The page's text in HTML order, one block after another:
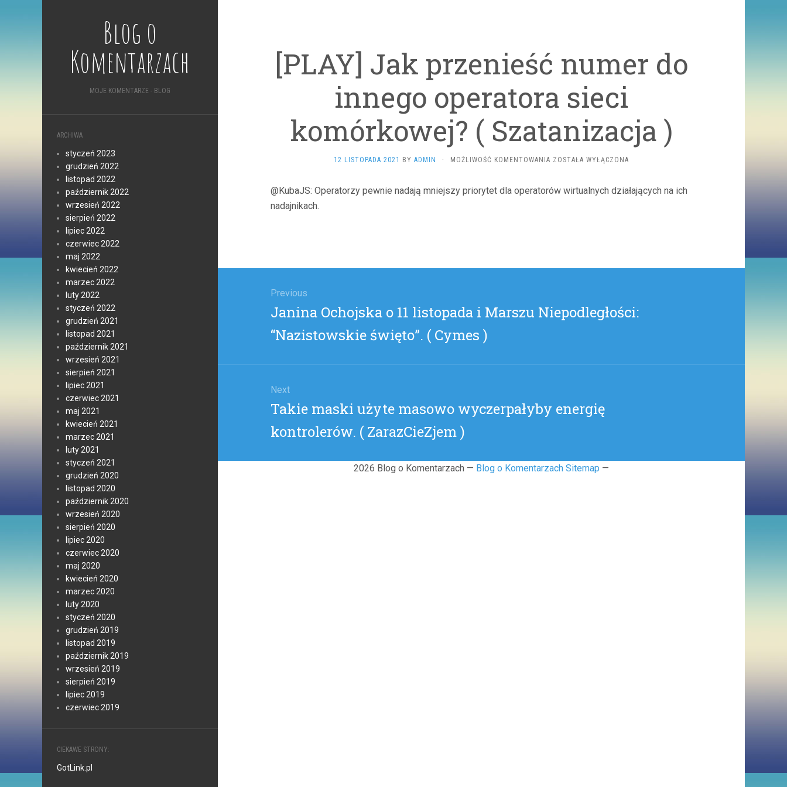
Blog o
Komentarzach
MOJE KOMENTARZE - BLOG
ARCHIWA
styczeń 2023
grudzień 2022
listopad 2022
październik 2022
wrzesień 2022
sierpień 2022
lipiec 2022
czerwiec 2022
maj 2022
kwiecień 2022
marzec 2022
luty 2022
styczeń 2022
grudzień 2021
listopad 2021
październik 2021
wrzesień 2021
sierpień 2021
lipiec 2021
czerwiec 2021
maj 2021
kwiecień 2021
marzec 2021
luty 2021
styczeń 2021
grudzień 2020
listopad 2020
październik 2020
wrzesień 2020
sierpień 2020
lipiec 2020
czerwiec 2020
maj 2020
kwiecień 2020
marzec 2020
luty 2020
styczeń 2020
grudzień 2019
listopad 2019
październik 2019
wrzesień 2019
sierpień 2019
lipiec 2019
czerwiec 2019
CIEKAWE STRONY:
GotLink.pl
[PLAY] Jak przenieść numer do
innego operatora sieci
komórkowej? ( Szatanizacja )
12 LISTOPADA 2021 BY ADMIN · MOŻLIWOŚĆ KOMENTOWANIA [PLAY]
NUMER
SZATANIZACJA
ZOSTAŁA WYŁĄCZONA
@KubaJS: Operatorzy pewnie nadają mniejszy priorytet dla operatorów wirtualnych działających na ich
nadajnikach.
Previous
Previous
Janina Ochojska o 11 listopada i Marszu Niepodległości:
“Nazistowskie święto”. ( Cymes )
Next
Next
Takie maski użyte masowo wyczerpałyby energię
kontrolerów. ( ZarazCieZjem )
2026 Blog o Komentarzach — Blog o Komentarzach Sitemap —